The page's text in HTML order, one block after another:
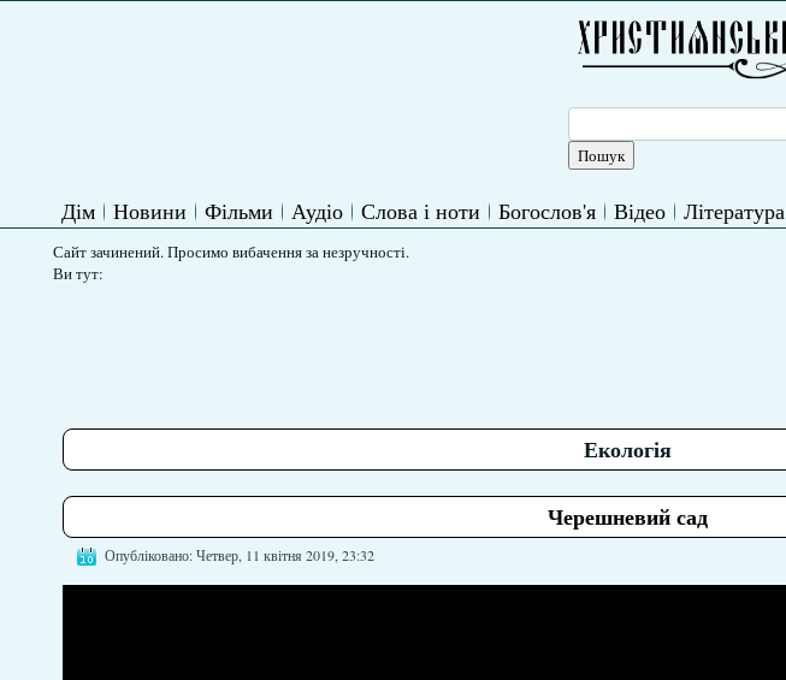
Дім Новини Фільми Аудіо Слова і ноти Богослов'я Відео Література
Сайт зачинений. Просимо вибачення за незручності.
Ви тут:
Екологія
Черешневий сад
Опубліковано: Четвер, 11 квітня 2019, 23:32